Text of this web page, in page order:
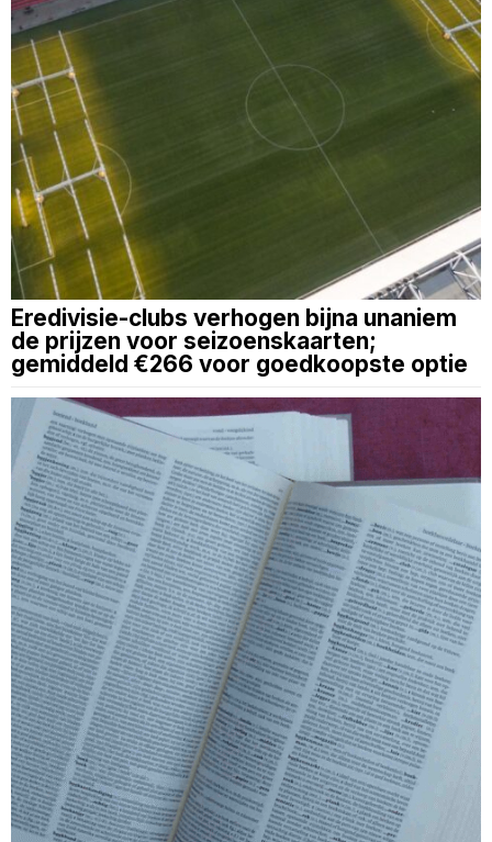
Eredivisie-clubs verhogen bijna unaniem
de prijzen voor seizoenskaarten;
gemiddeld €266 voor goedkoopste optie